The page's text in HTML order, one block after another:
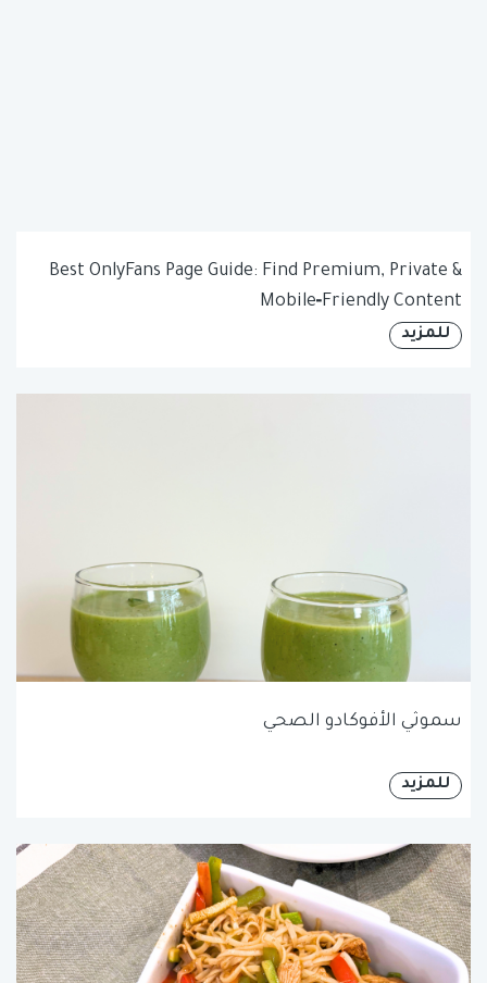
Best OnlyFans Page Guide: Find Premium, Private &
Mobile‑Friendly Content
للمزيد
سموثي الأفوكادو الصحي
للمزيد